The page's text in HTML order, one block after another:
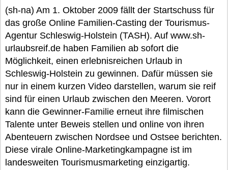
(sh-na) Am 1. Oktober 2009 fällt der Startschuss für
das große Online Familien-Casting der Tourismus-
Agentur Schleswig-Holstein (TASH). Auf www.sh-
urlaubsreif.de haben Familien ab sofort die
Möglichkeit, einen erlebnisreichen Urlaub in
Schleswig-Holstein zu gewinnen. Dafür müssen sie
nur in einem kurzen Video darstellen, warum sie reif
sind für einen Urlaub zwischen den Meeren. Vorort
kann die Gewinner-Familie erneut ihre filmischen
Talente unter Beweis stellen und online von ihren
Abenteuern zwischen Nordsee und Ostsee berichten.
Diese virale Online-Marketingkampagne ist im
landesweiten Tourismusmarketing einzigartig.